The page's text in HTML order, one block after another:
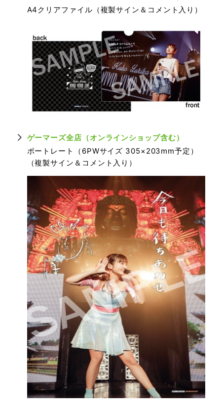
A4クリアファイル（複製サイン＆コメント入り）
ゲーマーズ全店（オンラインショップ含む）
ポートレート（6PWサイズ 305×203mm予定）
（複製サイン＆コメント入り）